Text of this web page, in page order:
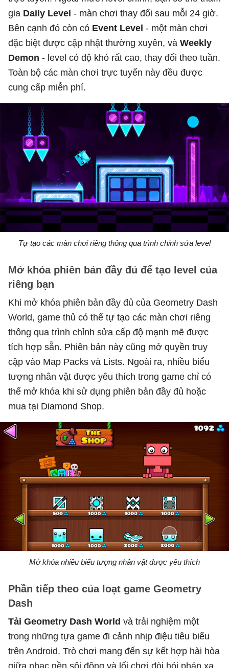
gia Daily Level - màn chơi thay đổi sau mỗi 24 giờ.
Bên cạnh đó còn có Event Level - một màn chơi
đặc biệt được cập nhật thường xuyên, và Weekly
Demon - level có độ khó rất cao, thay đổi theo tuần.
Toàn bộ các màn chơi trực tuyến này đều được
cung cấp miễn phí.
Tự tạo các màn chơi riêng thông qua trình chỉnh sửa level
Mở khóa phiên bản đầy đủ để tạo level của
riêng bạn
Khi mở khóa phiên bản đầy đủ của Geometry Dash
World, game thủ có thể tự tạo các màn chơi riêng
thông qua trình chỉnh sửa cấp độ mạnh mẽ được
tích hợp sẵn. Phiên bản này cũng mở quyền truy
cập vào Map Packs và Lists. Ngoài ra, nhiều biểu
tượng nhân vật được yêu thích trong game chỉ có
thể mở khóa khi sử dụng phiên bản đầy đủ hoặc
mua tại Diamond Shop.
Mở khóa nhiều biểu tượng nhân vật được yêu thích
Phần tiếp theo của loạt game Geometry
Dash
Tải Geometry Dash World và trải nghiệm một
trong những tựa game đi cảnh nhịp điệu tiêu biểu
trên Android. Trò chơi mang đến sự kết hợp hài hòa
giữa nhạc nền sôi động và lối chơi đòi hỏi phản xạ